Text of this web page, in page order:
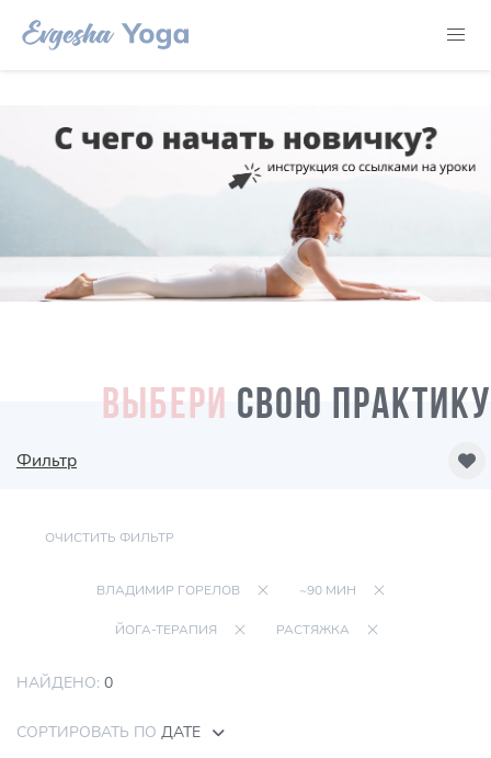
ВЫБЕРИ СВОЮ ПРАКТИКУ
Фильтр
ОЧИСТИТЬ ФИЛЬТР
ВЛАДИМИР ГОРЕЛОВ ~90 МИН
ЙОГА-ТЕРАПИЯ РАСТЯЖКА
НАЙДЕНО: 0
СОРТИРОВАТЬ ПО ДАТЕ